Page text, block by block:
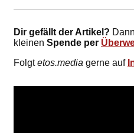
Dir gefällt der Artikel?
kleinen Spende per
Folgtetos.media gerne auf